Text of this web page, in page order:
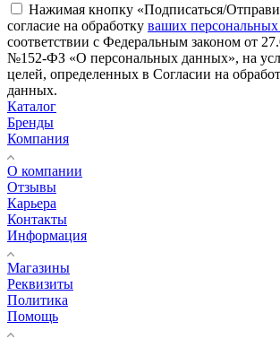
Нажимая кнопку «Подписаться/
согласие на обработку ваших
соответствии с Федеральным законом от
№152-ФЗ «О персональных данных», на
целей, определенных в Согласии на
данных.
Каталог
Бренды
Компания
О компании
Отзывы
Карьера
Контакты
Информация
Магазины
Реквизиты
Политика
Помощь